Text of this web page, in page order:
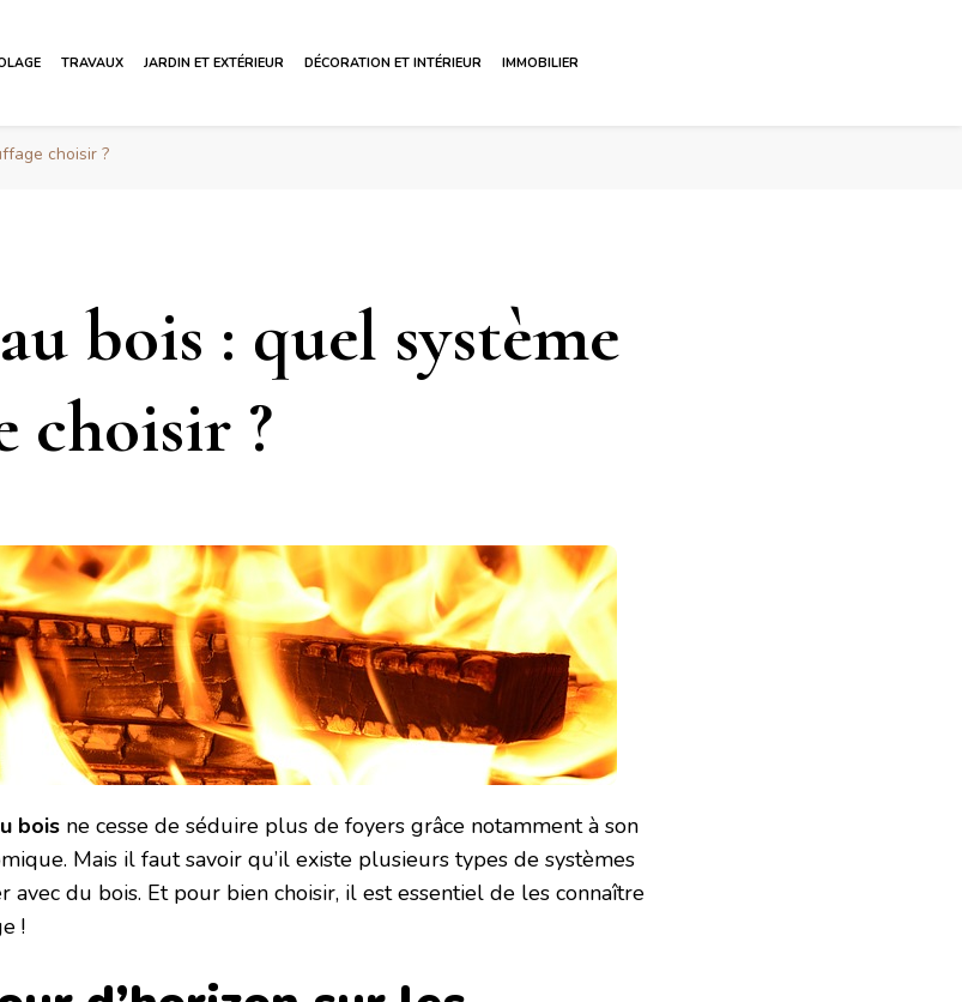
TRAVAUX JARDIN ET EXTÉRIEUR DÉCORATION ET INTÉRIEUR IMMOBILIER
choisir ?
bois : quel système
choisir ?
bois ne cesse de séduire plus de foyers grâce notamment à son
Mais il faut savoir qu’il existe plusieurs types de systèmes
avec du bois. Et pour bien choisir, il est essentiel de les connaître
!